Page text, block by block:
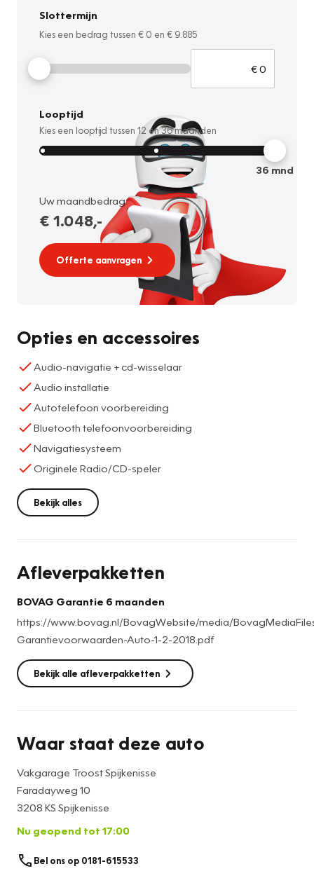
Slottermijn
Kies een bedrag tussen € 0 en € 9.885
Looptijd
Kies een looptijd tussen 12 en36maanden
36 mnd
Uw maandbedrag:
€ 1.048,-
Offerte aanvragen
Opties en accessoires
Audio-navigatie + cd-wisselaar
Audio installatie
Autotelefoon voorbereiding
Bluetooth telefoonvoorbereiding
Navigatiesysteem
Originele Radio/CD-speler
Bekijk alles
Afleverpakketten
BOVAG Garantie 6 maanden
https://www.bovag.nl/BovagWebsite/media/
Garantievoorwaarden-Auto-1-2-2018.pdf
Bekijk alle afleverpakketten
Waar staat deze auto
Vakgarage Troost Spijkenisse
Faradayweg 10
3208 KS Spijkenisse
Nu geopend tot 17:00
Bel ons op 0181-615533